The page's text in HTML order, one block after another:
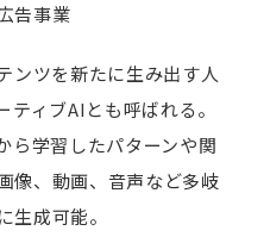
事業
ンツを新たに生み出す人
ィブAIとも呼ばれる。
ら学習したパターンや関
像、動画、音声など多岐
生成可能。